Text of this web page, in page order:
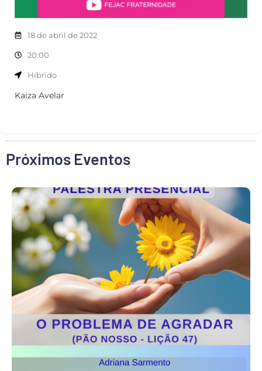
18 de abril de 2022
20:00
Híbrido
Kaiza Avelar
Próximos Eventos